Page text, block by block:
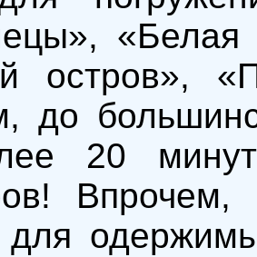
«Белая
остров»,
до
20
для